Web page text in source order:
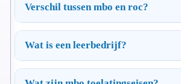
Verschil tussen mbo en roc?
Wat is een leerbedrijf?